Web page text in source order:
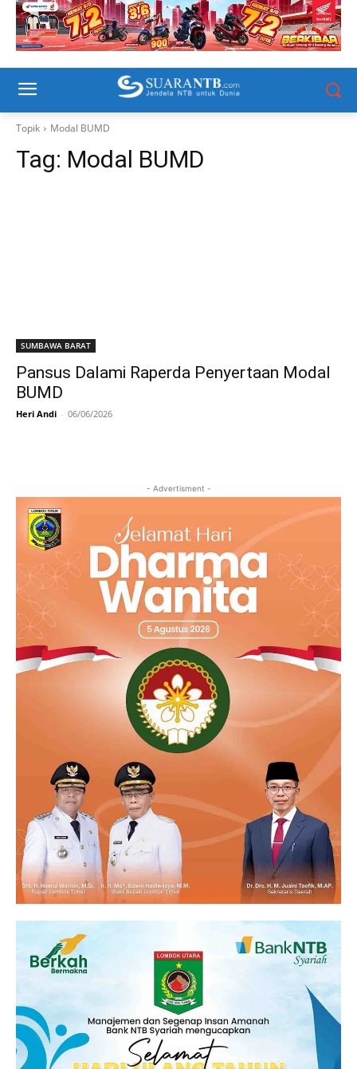
Topik Modal BUMD
Tag: Modal BUMD
SUMBAWA BARAT
Pansus Dalami Raperda Penyertaan Modal
BUMD
Heri Andi - 06/06/2026
- Advertisment -